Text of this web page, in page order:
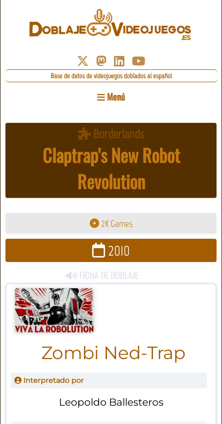
Base de datos de videojuegos doblados al español
Menú
Borderlands
Claptrap's New Robot
Revolution
2K Games
2010
FICHA DE DOBLAJE
Zombi Ned-Trap
Interpretado por
Leopoldo Ballesteros